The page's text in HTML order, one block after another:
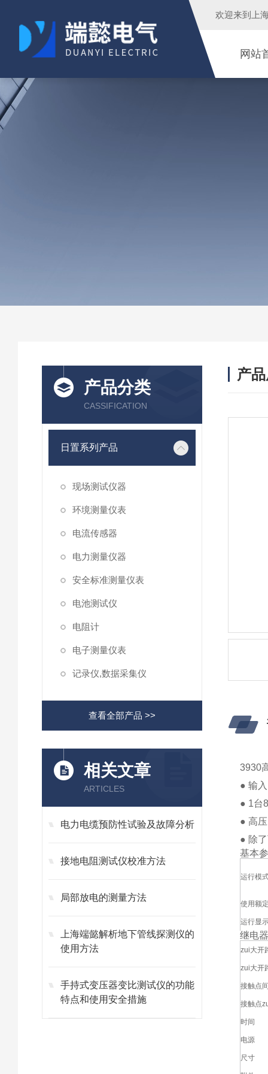
欢迎来到 上
网站
产品分类
CASSIFICATION
日置系列产品
现场测试仪器
环境测量仪表
电流传感器
电力测量仪器
安全标准测量仪表
电池测试仪
电阻计
电子测量仪表
记录仪,数据采集仪
查看全部产品 >>
相关文章
ARTICLES
电力电缆预防性试验及故障分析
接地电阻测试仪校准方法
局部放电的测量方法
上海端懿解析地下管线探测仪的
使用方法
手持式变压器变比测试仪的功能
特点和使用安全措施
产
3930
● 输
● 1台
● 高
● 除
基本
运行模
使用额
运行显
继电
zui大开
zui大开
接触点
接触点
时间
电源
尺寸